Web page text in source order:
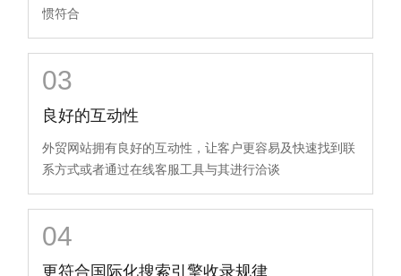
惯符合
03
良好的互动性
外贸网站拥有良好的互动性，让客户更容易及快速找到联
系方式或者通过在线客服工具与其进行洽谈
04
更符合国际化搜索引擎收录规律